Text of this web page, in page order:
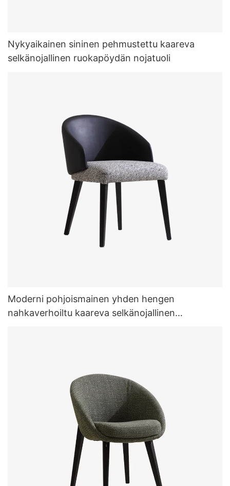
Nykyaikainen sininen pehmustettu kaareva
selkänojallinen ruokapöydän nojatuoli
Moderni pohjoismainen yhden hengen
nahkaverhoiltu kaareva selkänojallinen